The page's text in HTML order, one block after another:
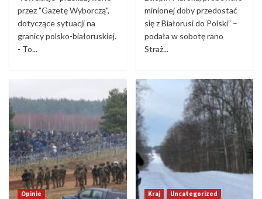
przez "Gazetę Wyborczą",
dotyczące sytuacji na
granicy polsko-białoruskiej.
- To...
minionej doby przedostać
się z Białorusi do Polski” –
podała w sobotę rano
Straż...
Opinie Kraj Uncategorized